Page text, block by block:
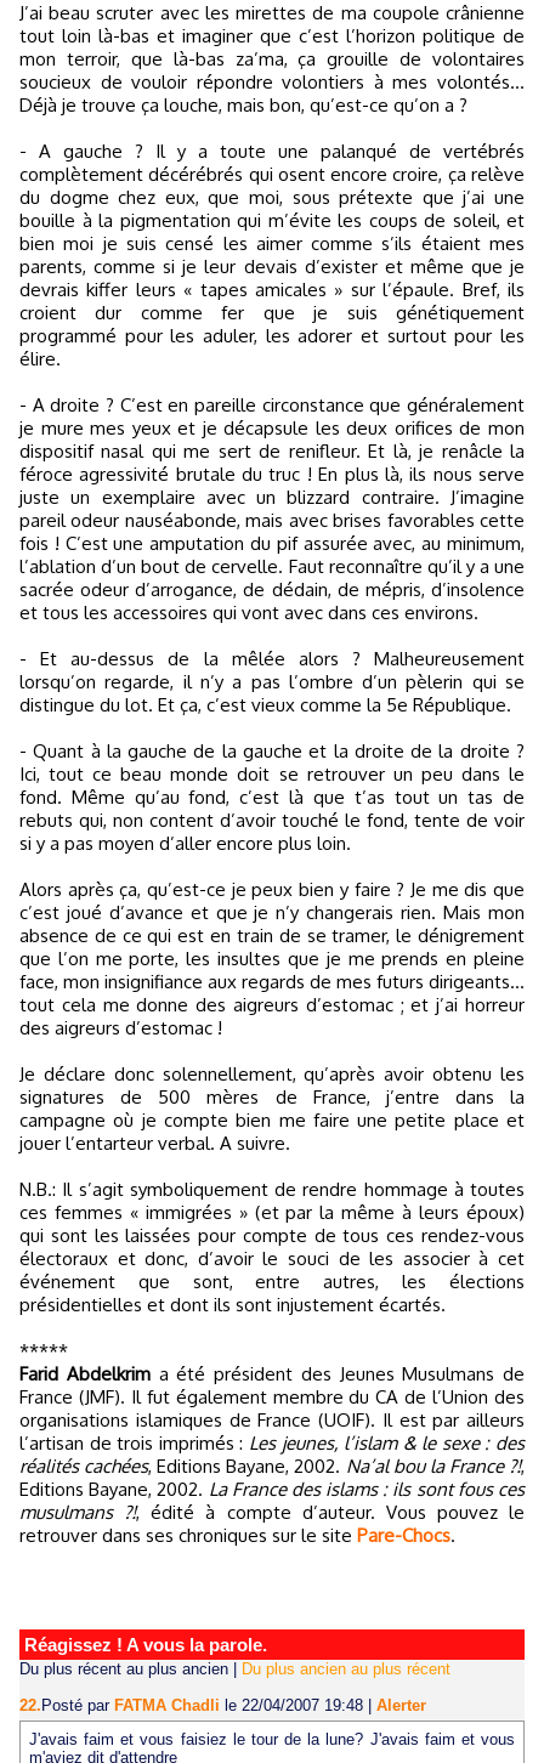
J’ai beau scruter avec les mirettes de ma coupole crânienne
tout loin là-bas et imaginer que c’est l’horizon politique de
mon terroir, que là-bas za’ma, ça grouille de volontaires
soucieux de vouloir répondre volontiers à mes volontés…
Déjà je trouve ça louche, mais bon, qu’est-ce qu’on a ?
- A gauche ? Il y a toute une palanqué de vertébrés
complètement décérébrés qui osent encore croire, ça relève
du dogme chez eux, que moi, sous prétexte que j’ai une
bouille à la pigmentation qui m’évite les coups de soleil, et
bien moi je suis censé les aimer comme s’ils étaient mes
parents, comme si je leur devais d’exister et même que je
devrais kiffer leurs « tapes amicales » sur l’épaule. Bref, ils
croient dur comme fer que je suis génétiquement
programmé pour les aduler, les adorer et surtout pour les
élire.
- A droite ? C’est en pareille circonstance que généralement
je mure mes yeux et je décapsule les deux orifices de mon
dispositif nasal qui me sert de renifleur. Et là, je renâcle la
féroce agressivité brutale du truc ! En plus là, ils nous serve
juste un exemplaire avec un blizzard contraire. J’imagine
pareil odeur nauséabonde, mais avec brises favorables cette
fois ! C’est une amputation du pif assurée avec, au minimum,
l’ablation d’un bout de cervelle. Faut reconnaître qu’il y a une
sacrée odeur d’arrogance, de dédain, de mépris, d’insolence
et tous les accessoires qui vont avec dans ces environs.
- Et au-dessus de la mêlée alors ? Malheureusement
lorsqu’on regarde, il n’y a pas l’ombre d’un pèlerin qui se
distingue du lot. Et ça, c’est vieux comme la 5e République.
- Quant à la gauche de la gauche et la droite de la droite ?
Ici, tout ce beau monde doit se retrouver un peu dans le
fond. Même qu’au fond, c’est là que t’as tout un tas de
rebuts qui, non content d’avoir touché le fond, tente de voir
si y a pas moyen d’aller encore plus loin.
Alors après ça, qu’est-ce je peux bien y faire ? Je me dis que
c’est joué d’avance et que je n’y changerais rien. Mais mon
absence de ce qui est en train de se tramer, le dénigrement
que l’on me porte, les insultes que je me prends en pleine
face, mon insignifiance aux regards de mes futurs dirigeants…
tout cela me donne des aigreurs d’estomac ; et j’ai horreur
des aigreurs d’estomac !
Je déclare donc solennellement, qu’après avoir obtenu les
signatures de 500 mères de France, j’entre dans la
campagne où je compte bien me faire une petite place et
jouer l’entarteur verbal. A suivre.
N.B.: Il s’agit symboliquement de rendre hommage à toutes
ces femmes « immigrées » (et par la même à leurs époux)
qui sont les laissées pour compte de tous ces rendez-vous
électoraux et donc, d’avoir le souci de les associer à cet
événement que sont, entre autres, les élections
présidentielles et dont ils sont injustement écartés.
*****
Farid Abdelkrima été président des Jeunes Musulmans de
France (JMF). Il fut également membre du CA de l’Union des
organisations islamiques de France (UOIF). Il est par ailleurs
l’artisan de trois imprimés : Les jeunes, l’islam & le sexe : des
réalités cachées, Editions Bayane, 2002. Na’al bou la France ?!,
Editions Bayane, 2002. La France des islams : ils sont fous ces
musulmans ?!, édité à compte d’auteur. Vous pouvez le
retrouver dans ses chroniques sur le site Pare-Chocs.
Réagissez ! A vous la parole.
Du plus récent au plus ancien
Du plus ancien au plus récent
22. Posté par FATMA Chadli le 22/04/2007 19:48
Alerter
J'avais faim et vous faisiez le tour de la lune? J'avais faim et vous
m'aviez dit d'attendre